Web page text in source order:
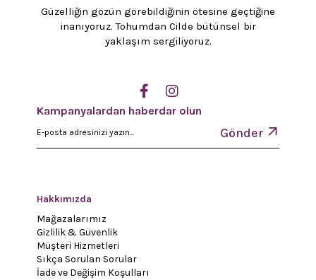
Güzelliğin gözün görebildiğinin ötesine geçtiğine
inanıyoruz. Tohumdan Cilde bütünsel bir
yaklaşım sergiliyoruz.
Kampanyalardan haberdar olun
Gönder
Hakkımızda
Mağazalarımız
Gizlilik & Güvenlik
Müşteri Hizmetleri
Sıkça Sorulan Sorular
İade ve Değişim Koşulları